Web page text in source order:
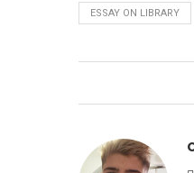
ESSAY ON LIBRARY